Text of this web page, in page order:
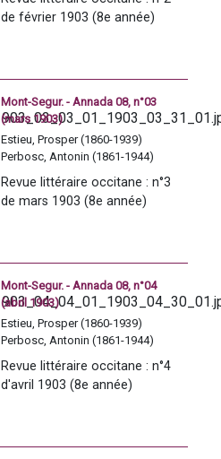
de février 1903 (8e année)
Mont-Segur. - Annada 08, n°03
(mars 1903)
Estieu, Prosper (1860-1939)
Perbosc, Antonin (1861-1944)
Revue littéraire occitane : n°3
de mars 1903 (8e année)
Mont-Segur. - Annada 08, n°04
(abril 1903)
Estieu, Prosper (1860-1939)
Perbosc, Antonin (1861-1944)
Revue littéraire occitane : n°4
d'avril 1903 (8e année)